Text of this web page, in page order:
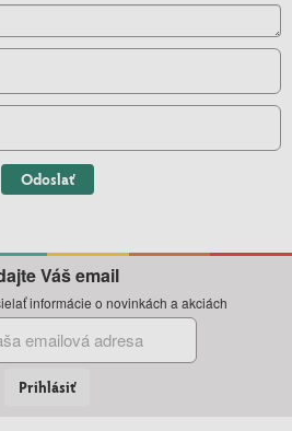
Odoslať
Váš email
informácie o novinkách a akciách
Prihlásiť